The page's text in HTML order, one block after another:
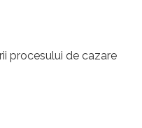
procesului de cazare